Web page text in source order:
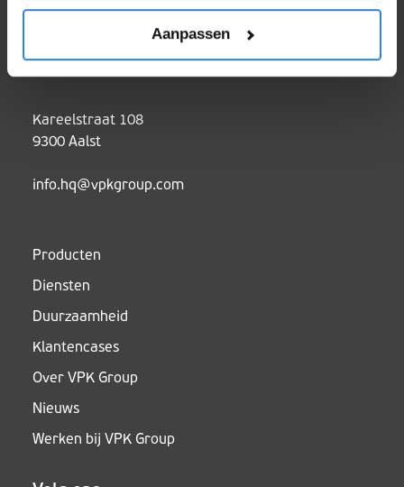
Aanpassen
Kareelstraat 108
9300 Aalst
info.hq@vpkgroup.com
Producten
Diensten
Duurzaamheid
Klantencases
Over VPK Group
Nieuws
Werken bij VPK Group